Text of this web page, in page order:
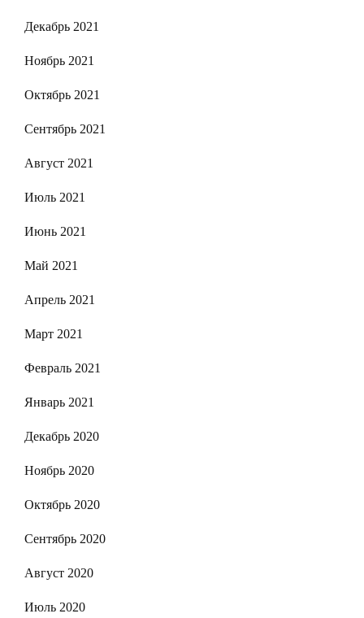
Декабрь 2021
Ноябрь 2021
Октябрь 2021
Сентябрь 2021
Август 2021
Июль 2021
Июнь 2021
Май 2021
Апрель 2021
Март 2021
Февраль 2021
Январь 2021
Декабрь 2020
Ноябрь 2020
Октябрь 2020
Сентябрь 2020
Август 2020
Июль 2020